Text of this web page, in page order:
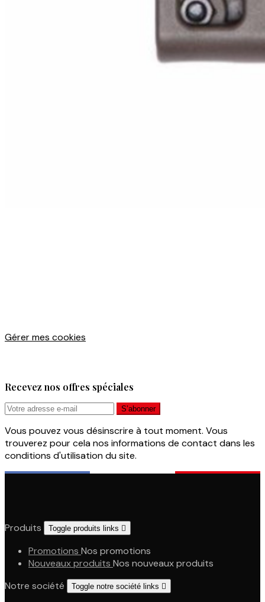
Gérer mes cookies
Recevez nos offres spéciales
Vous pouvez vous désinscrire à tout moment. Vous
trouverez pour cela nos informations de contact dans les
conditions d'utilisation du site.
Produits Toggle produits links 
Promotions Nos promotions
Nouveaux produits Nos nouveaux produits
Notre société
Toggle notre société links 